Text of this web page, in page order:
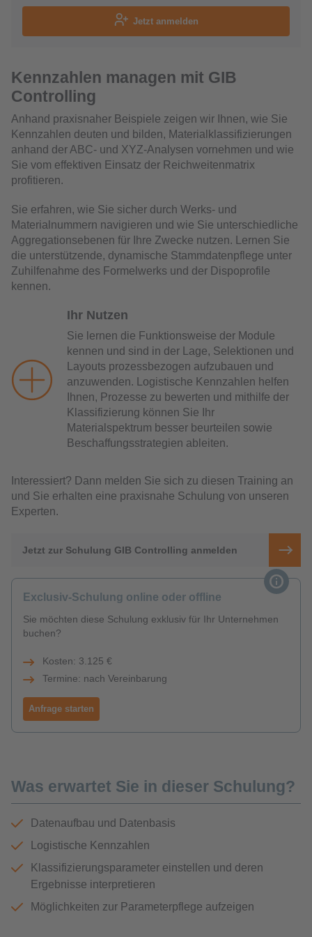
Jetzt anmelden
Kennzahlen managen mit GIB
Controlling
Anhand praxisnaher Beispiele zeigen wir Ihnen, wie Sie
Kennzahlen deuten und bilden, Materialklassifizierungen
anhand der ABC- und XYZ-Analysen vornehmen und wie
Sie vom effektiven Einsatz der Reichweitenmatrix
profitieren.
Sie erfahren, wie Sie sicher durch Werks- und
Materialnummern navigieren und wie Sie unterschiedliche
Aggregationsebenen für Ihre Zwecke nutzen. Lernen Sie
die unterstützende, dynamische Stammdatenpflege unter
Zuhilfenahme des Formelwerks und der Dispoprofile
kennen.
Ihr Nutzen
Sie lernen die Funktionsweise der Module
kennen und sind in der Lage, Selektionen und
Layouts prozessbezogen aufzubauen und
anzuwenden. Logistische Kennzahlen helfen
Ihnen, Prozesse zu bewerten und mithilfe der
Klassifizierung können Sie Ihr
Materialspektrum besser beurteilen sowie
Beschaffungsstrategien ableiten.
Interessiert? Dann melden Sie sich zu diesen Training an
und Sie erhalten eine praxisnahe Schulung von unseren
Experten.
Jetzt zur Schulung GIB Controlling anmelden
Exclusiv-Schulung online oder offline
Sie möchten diese Schulung exklusiv für Ihr Unternehmen
buchen?
Kosten: 3.125 €
Termine: nach Vereinbarung
Anfrage starten
Was erwartet Sie in dieser Schulung?
Datenaufbau und Datenbasis
Logistische Kennzahlen
Klassifizierungsparameter einstellen und deren
Ergebnisse interpretieren
Möglichkeiten zur Parameterpflege aufzeigen